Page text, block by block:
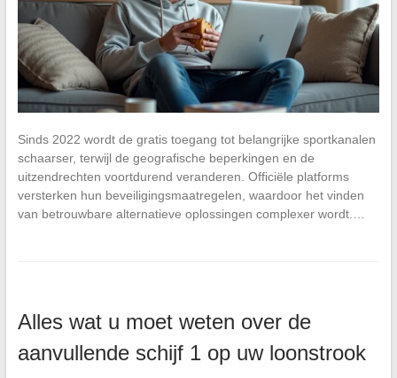
Sinds 2022 wordt de gratis toegang tot belangrijke sportkanalen
schaarser, terwijl de geografische beperkingen en de
uitzendrechten voortdurend veranderen. Officiële platforms
versterken hun beveiligingsmaatregelen, waardoor het vinden
van betrouwbare alternatieve oplossingen complexer wordt.…
Alles wat u moet weten over de
aanvullende schijf 1 op uw loonstrook